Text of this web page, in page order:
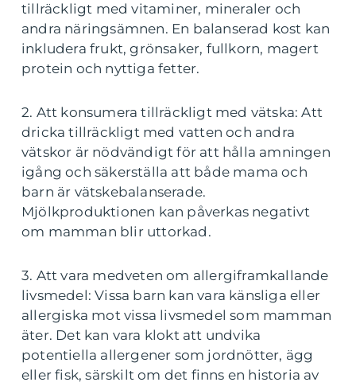
tillräckligt med vitaminer, mineraler och
andra näringsämnen. En balanserad kost kan
inkludera frukt, grönsaker, fullkorn, magert
protein och nyttiga fetter.
2. Att konsumera tillräckligt med vätska: Att
dricka tillräckligt med vatten och andra
vätskor är nödvändigt för att hålla amningen
igång och säkerställa att både mama och
barn är vätskebalanserade.
Mjölkproduktionen kan påverkas negativt
om mamman blir uttorkad.
3. Att vara medveten om allergiframkallande
livsmedel: Vissa barn kan vara känsliga eller
allergiska mot vissa livsmedel som mamman
äter. Det kan vara klokt att undvika
potentiella allergener som jordnötter, ägg
eller fisk, särskilt om det finns en historia av